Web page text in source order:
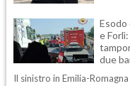
Esodo
e
due
Il sinistro in Emilia-